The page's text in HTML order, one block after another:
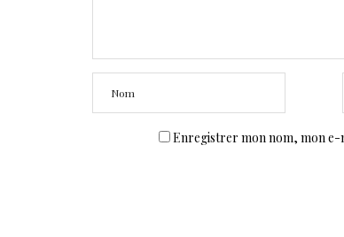
Enregistrer mon nom, mon e-